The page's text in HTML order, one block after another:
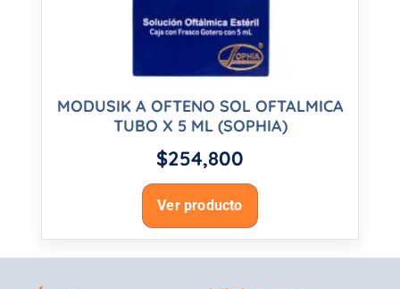
MODUSIK A OFTENO SOL OFTALMICA
TUBO X 5 ML (SOPHIA)
$254,800
Ver producto